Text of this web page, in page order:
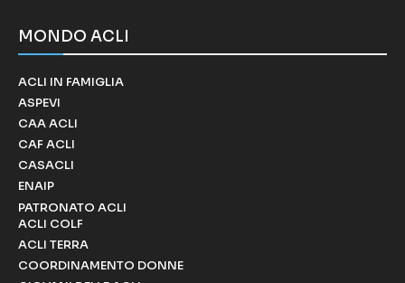
MONDO ACLI
ACLI IN FAMIGLIA
ASPEVI
CAA ACLI
CAF ACLI
CASACLI
ENAIP
PATRONATO ACLI
ACLI COLF
ACLI TERRA
COORDINAMENTO DONNE